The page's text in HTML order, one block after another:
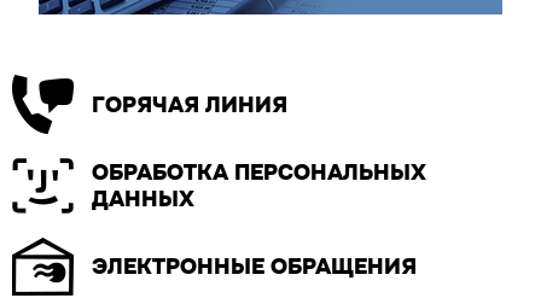
ГОРЯЧАЯ ЛИНИЯ
ОБРАБОТКА ПЕРСОНАЛЬНЫХ
ДАННЫХ
ЭЛЕКТРОННЫЕ ОБРАЩЕНИЯ